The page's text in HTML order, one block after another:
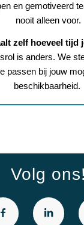
en gemotiveerd
nooit alleen voor.
zelf hoeveel tijd
is anders. We
passen bij jouw
beschikbaarheid.
Volg ons!